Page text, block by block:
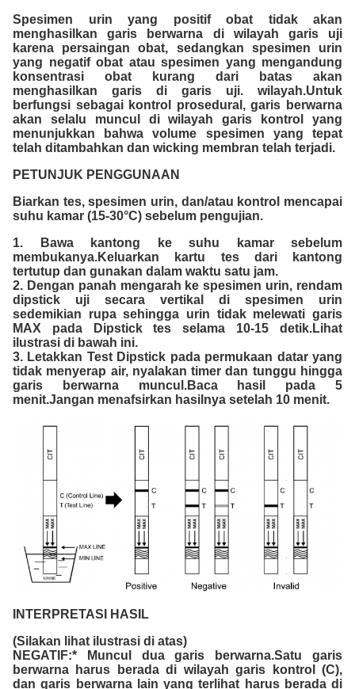
Spesimen urin yang positif obat tidak akan
menghasilkan garis berwarna di wilayah garis uji
karena persaingan obat, sedangkan spesimen urin
yang negatif obat atau spesimen yang mengandung
konsentrasi obat kurang dari batas akan
menghasilkan garis di garis uji. wilayah.Untuk
berfungsi sebagai kontrol prosedural, garis berwarna
akan selalu muncul di wilayah garis kontrol yang
menunjukkan bahwa volume spesimen yang tepat
telah ditambahkan dan wicking membran telah terjadi.
PETUNJUK PENGGUNAAN
Biarkan tes, spesimen urin, dan/atau kontrol mencapai
suhu kamar (15-30°C) sebelum pengujian.
1. Bawa kantong ke suhu kamar sebelum
membukanya.Keluarkan kartu tes dari kantong
tertutup dan gunakan dalam waktu satu jam.
2. Dengan panah mengarah ke spesimen urin, rendam
dipstick uji secara vertikal di spesimen urin
sedemikian rupa sehingga urin tidak melewati garis
MAX pada Dipstick tes selama 10-15 detik.Lihat
ilustrasi di bawah ini.
3. Letakkan Test Dipstick pada permukaan datar yang
tidak menyerap air, nyalakan timer dan tunggu hingga
garis berwarna muncul.Baca hasil pada 5
menit.Jangan menafsirkan hasilnya setelah 10 menit.
INTERPRETASI HASIL
(Silakan lihat ilustrasi di atas)
NEGATIF:* Muncul dua garis berwarna.Satu garis
berwarna harus berada di wilayah garis kontrol (C),
dan garis berwarna lain yang terlihat harus berada di